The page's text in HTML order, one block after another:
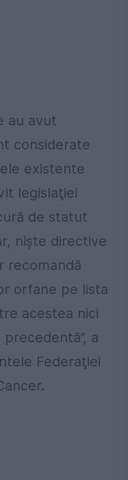
au avut
considerate
existente
legislaţiei
de statut
nişte directive
recomandă
orfane pe lista
acestea nici
a
Federaţiei